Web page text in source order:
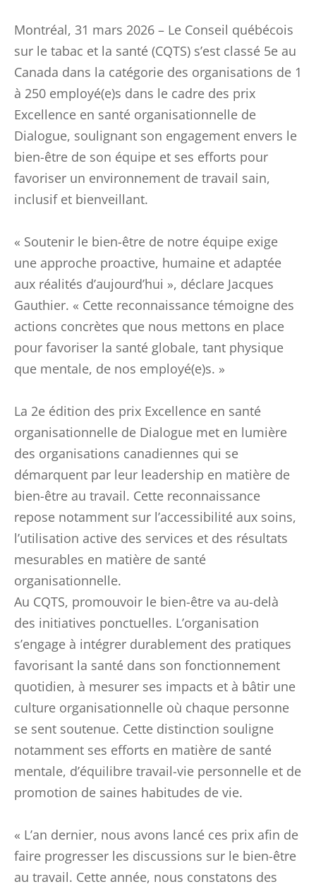
Montréal, 31 mars 2026 – Le Conseil québécois
sur le tabac et la santé (CQTS) s’est classé 5e au
Canada dans la catégorie des organisations de 1
à 250 employé(e)s dans le cadre des prix
Excellence en santé organisationnelle de
Dialogue, soulignant son engagement envers le
bien-être de son équipe et ses efforts pour
favoriser un environnement de travail sain,
inclusif et bienveillant.
« Soutenir le bien-être de notre équipe exige
une approche proactive, humaine et adaptée
aux réalités d’aujourd’hui », déclare Jacques
Gauthier. « Cette reconnaissance témoigne des
actions concrètes que nous mettons en place
pour favoriser la santé globale, tant physique
que mentale, de nos employé(e)s. »
La 2e édition des prix Excellence en santé
organisationnelle de Dialogue met en lumière
des organisations canadiennes qui se
démarquent par leur leadership en matière de
bien-être au travail. Cette reconnaissance
repose notamment sur l’accessibilité aux soins,
l’utilisation active des services et des résultats
mesurables en matière de santé
organisationnelle.
Au CQTS, promouvoir le bien-être va au-delà
des initiatives ponctuelles. L’organisation
s’engage à intégrer durablement des pratiques
favorisant la santé dans son fonctionnement
quotidien, à mesurer ses impacts et à bâtir une
culture organisationnelle où chaque personne
se sent soutenue. Cette distinction souligne
notamment ses efforts en matière de santé
mentale, d’équilibre travail-vie personnelle et de
promotion de saines habitudes de vie.
« L’an dernier, nous avons lancé ces prix afin de
faire progresser les discussions sur le bien-être
au travail. Cette année, nous constatons des